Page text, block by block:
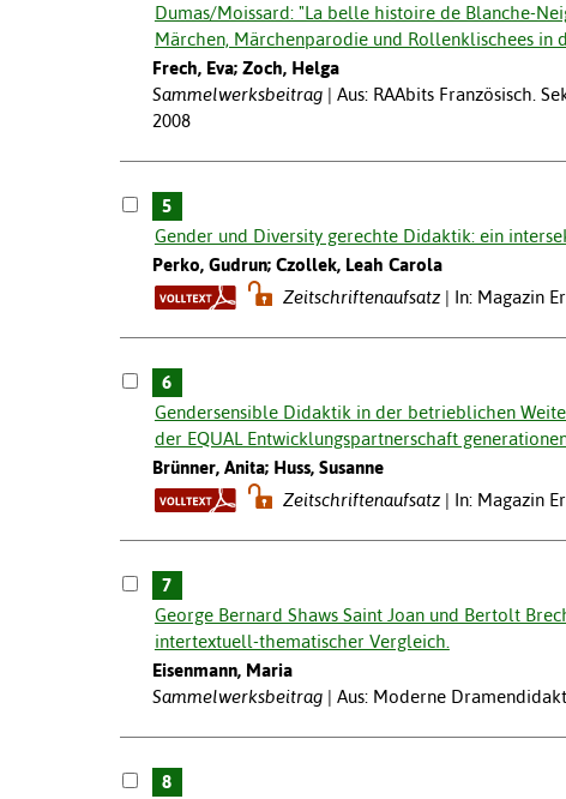
Dumas/Moissard: "La belle histoire de Blanche-
Märchen, Märchenparodie und Rollenklischees in
Frech, Eva; Zoch, Helga
Sammelwerksbeitrag
Aus: RAAbits Französisch.
2008
5
Gender und Diversity gerechte Didaktik: ein
Perko, Gudrun; Czollek, Leah Carola
Zeitschriftenaufsatz
In: Magazin
6
Gendersensible Didaktik in der betrieblichen
der EQUAL Entwicklungspartnerschaft
Brünner, Anita; Huss, Susanne
Zeitschriftenaufsatz
In: Magazin
7
George Bernard Shaws Saint Joan und Bertolt
intertextuell-thematischer Vergleich.
Eisenmann, Maria
Sammelwerksbeitrag
Aus: Moderne
8